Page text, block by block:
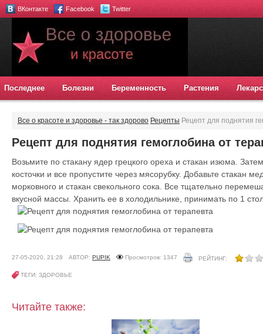
ВКонтакте Facebook Twitter
Последнее Болезни Беременность Растения
Все о красоте и здоровье - так здорово Рецепты Рецепт для поднятия
Рецепт для поднятия гемоглобина от
Возьмите по стакану ядер грецкого ореха и стакан изюма.
косточки и все пропустите через мясорубку. Добавьте стакан
морковного и стакан свекольного сока. Все тщательно
вкусной массы. Хранить ее в холодильнике, принимать по 1
27-05-2020, 21:28 АВТОР: PUPIK Просмотров: 1347 РЕЙТИНГ:
ТЕГИ: ЗДОРОВЬЕ
Читайте также: